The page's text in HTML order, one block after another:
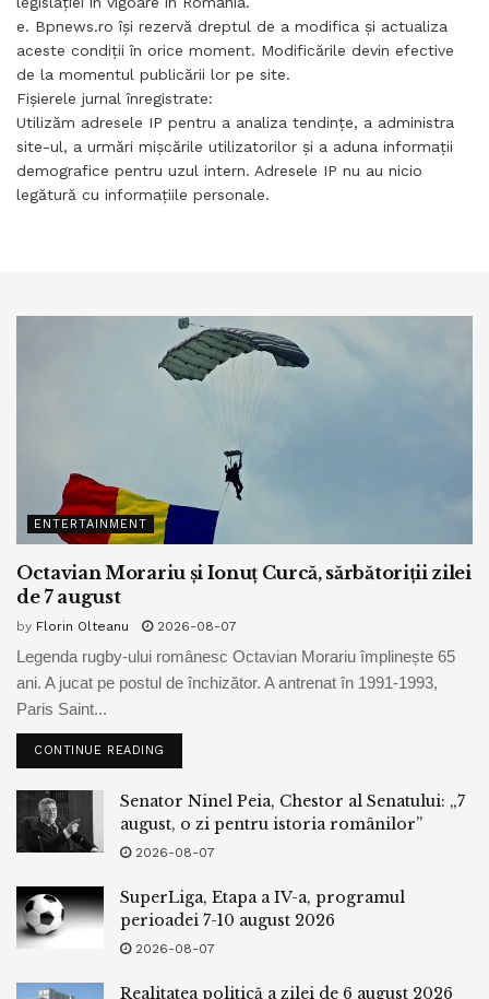
e. Bpnews.ro îşi rezervă dreptul de a modifica şi actualiza
aceste condiţii în orice moment. Modificările devin efective
de la momentul publicării lor pe site.
Fișierele jurnal înregistrate:
Utilizăm adresele IP pentru a analiza tendinţe, a administra
site-ul, a urmări mişcările utilizatorilor şi a aduna informaţii
demografice pentru uzul intern. Adresele IP nu au nicio
legătură cu informaţiile personale.
ENTERTAINMENT
Octavian Morariu și Ionuț Curcă, sărbătoriții zilei
de 7 august
by Florin Olteanu 2026-08-07
Legenda rugby-ului românesc Octavian Morariu împlinește 65
ani. A jucat pe postul de închizător. A antrenat în 1991-1993,
Paris Saint...
CONTINUE READING
Senator Ninel Peia, Chestor al Senatului: „7
august, o zi pentru istoria românilor”
2026-08-07
SuperLiga, Etapa a IV-a, programul
perioadei 7-10 august 2026
2026-08-07
Realitatea politică a zilei de 6 august 2026